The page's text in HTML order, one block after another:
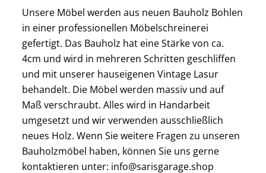
Unsere Möbel werden aus neuen Bauholz Bohlen
in einer professionellen Möbelschreinerei
gefertigt. Das Bauholz hat eine Stärke von ca.
4cm und wird in mehreren Schritten geschliffen
und mit unserer hauseigenen Vintage Lasur
behandelt. Die Möbel werden massiv und auf
Maß verschraubt. Alles wird in Handarbeit
umgesetzt und wir verwenden ausschließlich
neues Holz. Wenn Sie weitere Fragen zu unseren
Bauholzmöbel haben, können Sie uns gerne
kontaktieren unter: info@sarisgarage.shop